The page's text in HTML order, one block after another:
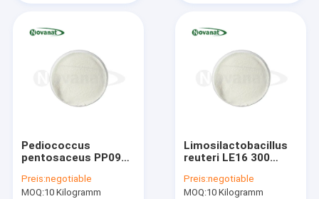
Rose Extract Powder
Ginseng-Auszug-Pulver
Gingko Biloba-Auszug-Pulver
Tragen Gemüsepulver Früchte
Organische getrocknete Kräuter
Pediococcus
pentosaceus PP09
Vegan/Allergenfrei/Glutenfrei/Milchfrei
Preis:negotiable
MOQ:10 Kilogramm
Limosilactobacillus
reuteri LE16 300
Vegan/Allergenfrei/
Preis:negotiable
MOQ:10 Kilogramm